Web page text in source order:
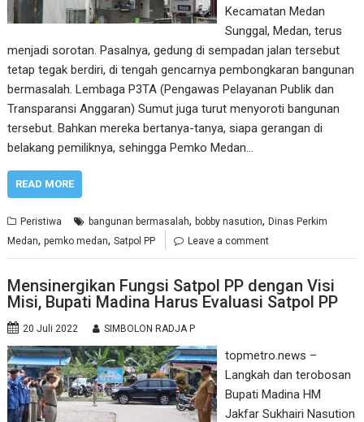
Kecamatan Medan
Sunggal, Medan, terus
menjadi sorotan. Pasalnya, gedung di sempadan jalan tersebut
tetap tegak berdiri, di tengah gencarnya pembongkaran bangunan
bermasalah. Lembaga P3TA (Pengawas Pelayanan Publik dan
Transparansi Anggaran) Sumut juga turut menyoroti bangunan
tersebut. Bahkan mereka bertanya-tanya, siapa gerangan di
belakang pemiliknya, sehingga Pemko Medan…
READ MORE
Peristiwa bangunan bermasalah,bobby nasution,Dinas Perkim
Medan,pemko medan,Satpol PP Leave a comment
Mensinergikan Fungsi Satpol PP dengan Visi
Misi, Bupati Madina Harus Evaluasi Satpol PP
20 Juli 2022 SIMBOLON RADJA P
topmetro.news –
Langkah dan terobosan
Bupati Madina HM
Jakfar Sukhairi Nasution